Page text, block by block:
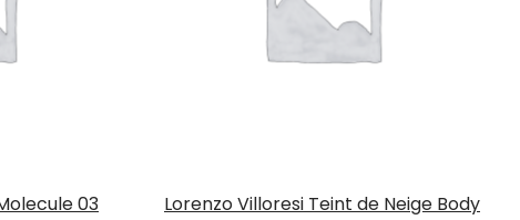
03
Lorenzo Villoresi Teint de Neige Body